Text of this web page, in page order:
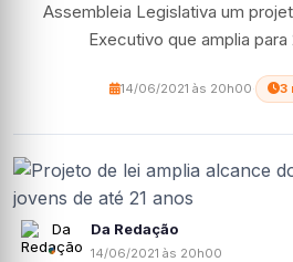
Assembleia Legislativa um
Executivo que amplia para
14/06/2021 às 20h00 3
Da Redação
14/06/2021 às 20h00